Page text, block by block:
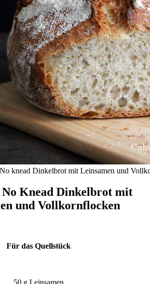
No knead Dinkelbrot mit Leinsamen und
Knead Dinkelbrot mit
und Vollkornflocken
Für das Quellstück